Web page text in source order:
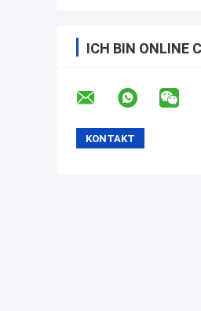
ICH BIN ONLINE